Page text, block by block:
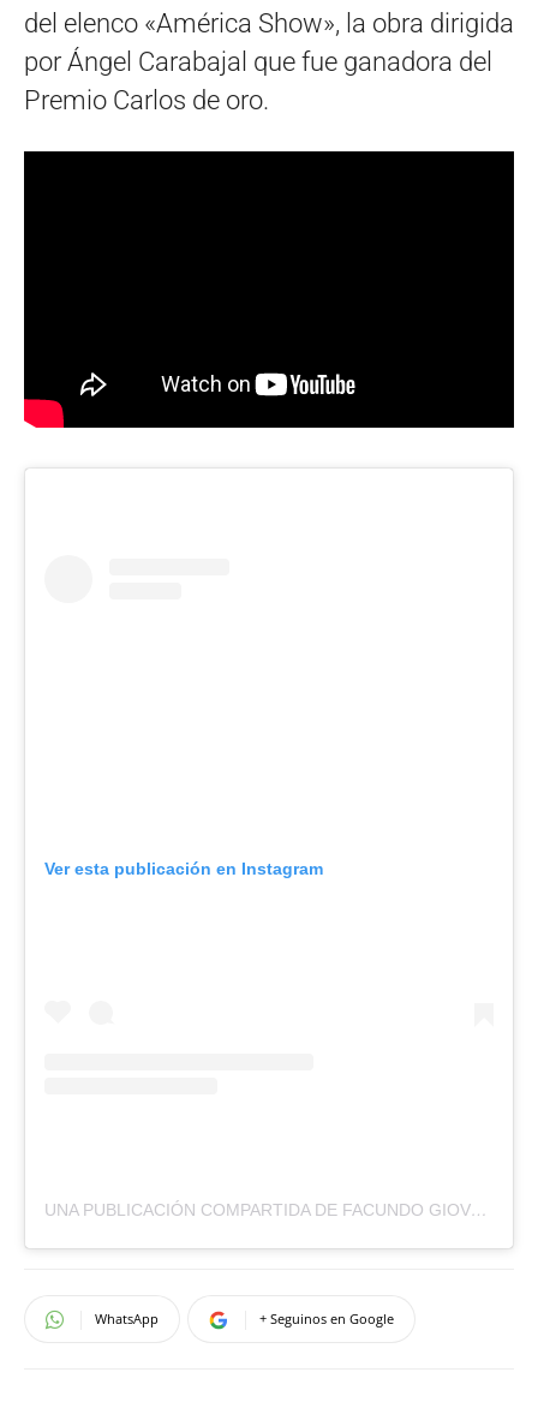
del elenco «América Show», la obra dirigida
por Ángel Carabajal que fue ganadora del
Premio Carlos de oro.
Ver esta publicación en Instagram
UNA PUBLICACIÓN COMPARTIDA DE FACUNDO GIOVOS (@FACUNDOGIOVOS)
WhatsApp + Seguinos en Google